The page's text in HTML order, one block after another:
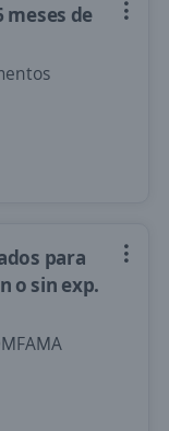
meses de
para
o sin exp.